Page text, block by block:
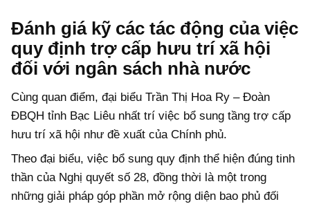
Đánh giá kỹ các tác động của việc
quy định trợ cấp hưu trí xã hội
đối với ngân sách nhà nước
Cùng quan điểm, đại biểu Trần Thị Hoa Ry – Đoàn
ĐBQH tỉnh Bạc Liêu nhất trí việc bổ sung tầng trợ cấp
hưu trí xã hội như đề xuất của Chính phủ.
Theo đại biểu, việc bổ sung quy định thể hiện đúng tinh
thần của Nghị quyết số 28, đồng thời là một trong
những giải pháp góp phần mở rộng diện bao phủ đối